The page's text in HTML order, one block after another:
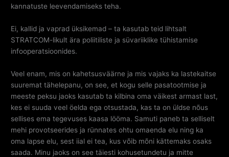
kannatuste leevendamiseks teha.
Ei, kallid ja vaprad üksikemad – ta kasutab teid lihtsalt
STRATCOM-likult ära poliitiliste ja süvariiklike tühistamise
infooperatsioonides.
Veel enam, mis on kahetsusväärne ja mis vajaks ka lastekaitse
suuremat tähelepanu, on see, et kogu selle pasatootmise ja
meeste peksu jaoks kasutab ta kilbina oma väikest armast last,
kes ei suuda veel öelda ega otsustada, kas ta on üldse nõus
sellises ema tegevuses kaasa lööma. Samuti paneb ta selliselt
mehi provotseerides ja rünnates ohtu omaenda elu ning ka
oma lapse elu, sest iial ei tea, kus võib mõni kättemaks osaks
saada. Minu jaoks on see täiesti kohusetundetu ja mitte